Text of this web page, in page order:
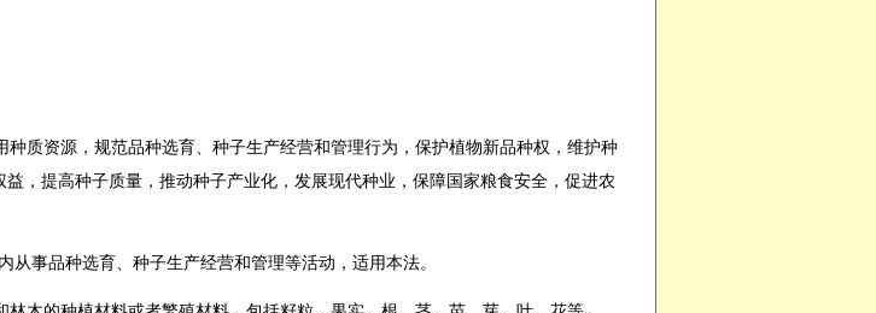
质资源，规范品种选育、种子生产经营和管理行为，保护植物新品种权，维护种
，提高种子质量，推动种子产业化，发展现代种业，保障国家粮食安全，促进农
事品种选育、种子生产经营和管理等活动，适用本法。